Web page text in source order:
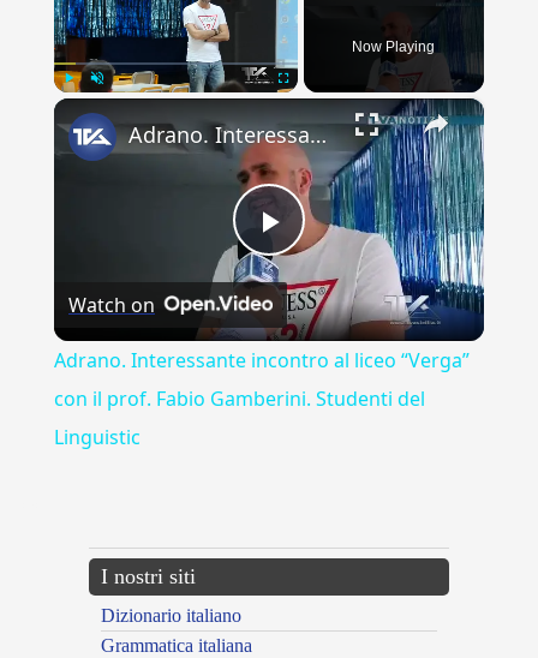
Now Playing
×
Play
Video
Adrano. Interessante incontro al liceo “Verga” con il prof. Fabio Gamberini. Studenti del Linguistic
Watch on
Adrano. Interessante incontro al liceo “Verga”
con il prof. Fabio Gamberini. Studenti del
Linguistic
I nostri siti
Dizionario italiano
Grammatica italiana